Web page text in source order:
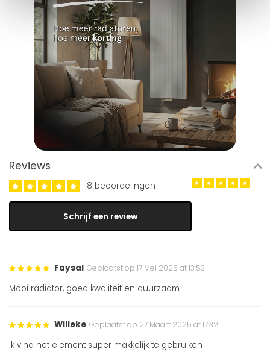
Reviews
8 beoordelingen
Schrijf een review
Faysal Geplaatst op 17 Mei 2025 at 13:53
Mooi radiator, goed kwaliteit en duurzaam
Willeke Geplaatst op 27 Maart 2025 at 17:32
Ik vind het element super makkelijk te gebruiken